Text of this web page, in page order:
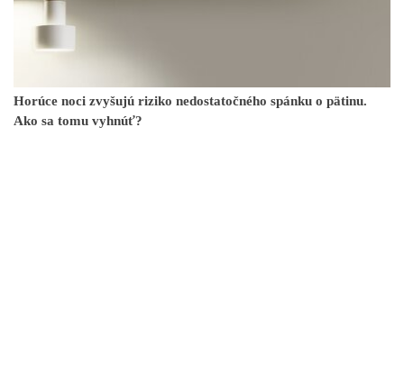
Horúce noci zvyšujú riziko nedostatočného spánku o pätinu.
Ako sa tomu vyhnúť?